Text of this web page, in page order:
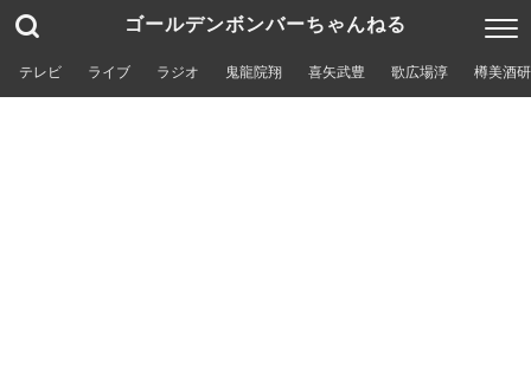
ゴールデンボンバーちゃんねる
テレビ ライブ ラジオ 鬼龍院翔 喜矢武豊 歌広場淳 樽美酒